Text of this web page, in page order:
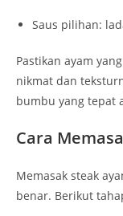
Saus pilihan:
Pastikan ayam
nikmat dan
bumbu yang tepat
Cara
Memasak steak
benar. Berikut